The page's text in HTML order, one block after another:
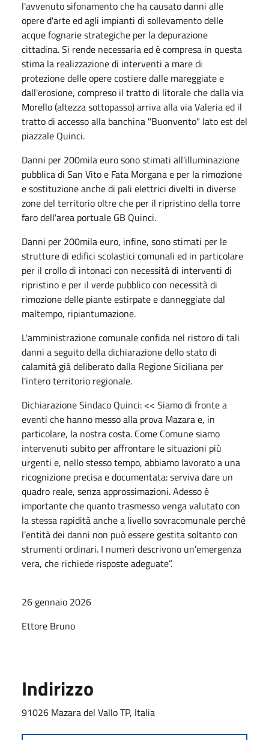
l'avvenuto sifonamento che ha causato danni alle
opere d'arte ed agli impianti di sollevamento delle
acque fognarie strategiche per la depurazione
cittadina. Si rende necessaria ed è compresa in questa
stima la realizzazione di interventi a mare di
protezione delle opere costiere dalle mareggiate e
dall'erosione, compreso il tratto di litorale che dalla via
Morello (altezza sottopasso) arriva alla via Valeria ed il
tratto di accesso alla banchina "Buonvento" lato est del
piazzale Quinci.
Danni per 200mila euro sono stimati all'illuminazione
pubblica di San Vito e Fata Morgana e per la rimozione
e sostituzione anche di pali elettrici divelti in diverse
zone del territorio oltre che per il ripristino della torre
faro dell'area portuale GB Quinci.
Danni per 200mila euro, infine, sono stimati per le
strutture di edifici scolastici comunali ed in particolare
per il crollo di intonaci con necessità di interventi di
ripristino e per il verde pubblico con necessità di
rimozione delle piante estirpate e danneggiate dal
maltempo, ripiantumazione.
L'amministrazione comunale confida nel ristoro di tali
danni a seguito della dichiarazione dello stato di
calamità già deliberato dalla Regione Siciliana per
l'intero territorio regionale.
Dichiarazione Sindaco Quinci: << Siamo di fronte a
eventi che hanno messo alla prova Mazara e, in
particolare, la nostra costa. Come Comune siamo
intervenuti subito per affrontare le situazioni più
urgenti e, nello stesso tempo, abbiamo lavorato a una
ricognizione precisa e documentata: serviva dare un
quadro reale, senza approssimazioni. Adesso è
importante che quanto trasmesso venga valutato con
la stessa rapidità anche a livello sovracomunale perché
l’entità dei danni non può essere gestita soltanto con
strumenti ordinari. I numeri descrivono un’emergenza
vera, che richiede risposte adeguate”.
26 gennaio 2026
Ettore Bruno
Indirizzo
91026 Mazara del Vallo TP, Italia